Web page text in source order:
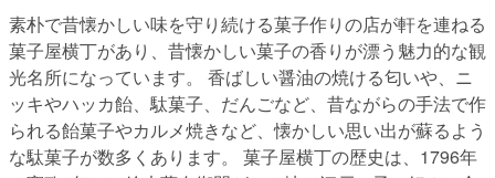
素朴で昔懐かしい味を守り続ける菓子作りの店が軒を連ねる
菓子屋横丁があり、昔懐かしい菓子の香りが漂う魅力的な観
光名所になっています。 香ばしい醤油の焼ける匂いや、ニ
ッキやハッカ飴、駄菓子、だんごなど、昔ながらの手法で作
られる飴菓子やカルメ焼きなど、懐かしい思い出が蘇るよう
な駄菓子が数多くあります。 菓子屋横丁の歴史は、1796年